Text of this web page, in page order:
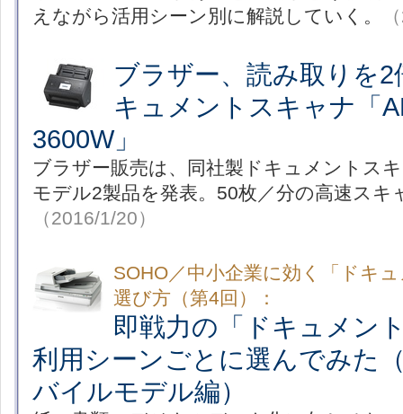
えながら活用シーン別に解説していく。
ブラザー、読み取りを
キュメントスキャナ「
3600W」
ブラザー販売は、同社製ドキュメントス
モデル2製品を発表。50枚／分の高速スキ
（2016/1/20）
SOHO／中小企業に効く「ドキ
選び方（第4回）：
即戦力の「ドキュメン
利用シーンごとに選んでみた
バイルモデル編）